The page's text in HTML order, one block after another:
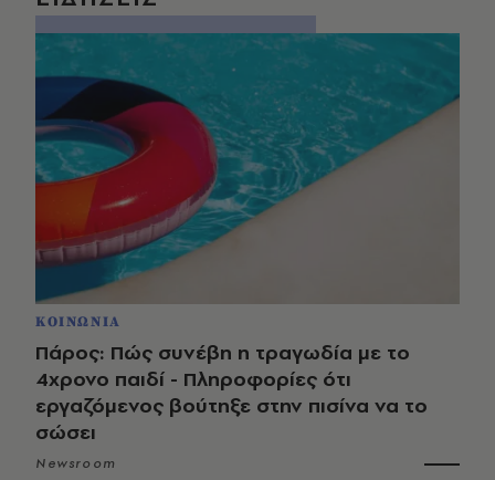
ΚΟΙΝΩΝΙΑ
Πάρος: Πώς συνέβη η τραγωδία με το
4χρονο παιδί - Πληροφορίες ότι
εργαζόμενος βούτηξε στην πισίνα να το
σώσει
Newsroom